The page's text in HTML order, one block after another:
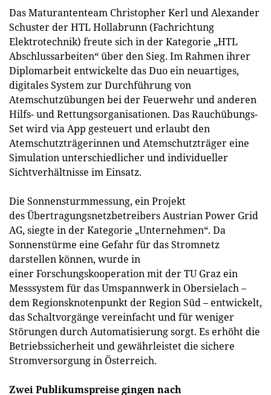
Das Maturantenteam Christopher Kerl und Alexander
Schuster der HTL Hollabrunn (Fachrichtung
Elektrotechnik) freute sich in der Kategorie „HTL
Abschlussarbeiten“ über den Sieg. Im Rahmen ihrer
Diplomarbeit entwickelte das Duo ein neuartiges,
digitales System zur Durchführung von
Atemschutzübungen bei der Feuerwehr und anderen
Hilfs- und Rettungsorganisationen. Das Rauchübungs-
Set wird via App gesteuert und erlaubt den
Atemschutzträgerinnen und Atemschutzträger eine
Simulation unterschiedlicher und individueller
Sichtverhältnisse im Einsatz.
Die Sonnensturmmessung, ein Projekt
des Übertragungsnetzbetreibers Austrian Power Grid
AG, siegte in der Kategorie „Unternehmen“. Da
Sonnenstürme eine Gefahr für das Stromnetz
darstellen können, wurde in
einer Forschungskooperation mit der TU Graz ein
Messsystem für das Umspannwerk in Obersielach –
dem Regionsknotenpunkt der Region Süd – entwickelt,
das Schaltvorgänge vereinfacht und für weniger
Störungen durch Automatisierung sorgt. Es erhöht die
Betriebssicherheit und gewährleistet die sichere
Stromversorgung in Österreich.
Zwei Publikumspreise gingen nach